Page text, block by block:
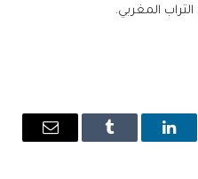
المغربي.
لينكدإن Tumblr
البريد